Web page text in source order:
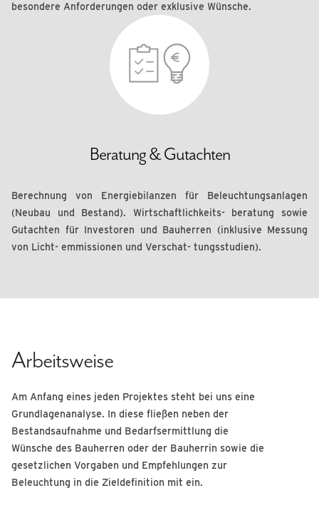
besondere Anforderungen oder exklusive Wünsche.
Beratung & Gutachten
Berechnung von Energiebilanzen für Beleuchtungsanlagen
(Neubau und Bestand). Wirtschaftlichkeits- beratung sowie
Gutachten für Investoren und Bauherren (inklusive Messung
von Licht- emmissionen und Verschat- tungsstudien).
Arbeitsweise
Am Anfang eines jeden Projektes steht bei uns eine
Grundlagenanalyse. In diese fließen neben der
Bestandsaufnahme und Bedarfsermittlung die
Wünsche des Bauherren oder der Bauherrin sowie die
gesetzlichen Vorgaben und Empfehlungen zur
Beleuchtung in die Zieldefinition mit ein.